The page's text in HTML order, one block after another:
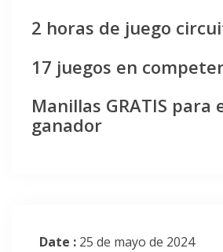
2 horas de juego
17 juegos en
Manillas GRATIS para
ganador
Date : 25 de mayo de 2024